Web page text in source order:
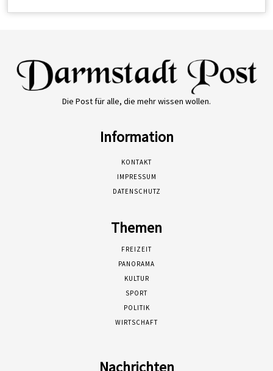
Die Post für alle, die mehr wissen wollen.
Information
KONTAKT
IMPRESSUM
DATENSCHUTZ
Themen
FREIZEIT
PANORAMA
KULTUR
SPORT
POLITIK
WIRTSCHAFT
Nachrichten